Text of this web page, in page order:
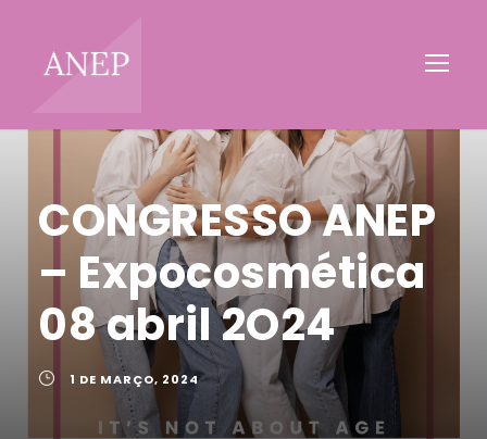
CONGRESSO ANEP
– Expocosmética
08 abril 2O24
1 DE MARÇO, 2024